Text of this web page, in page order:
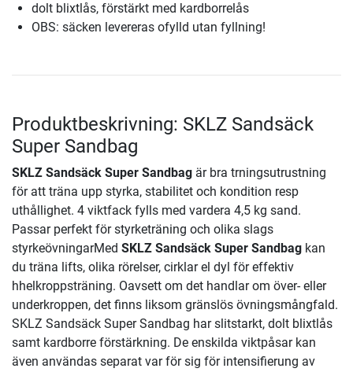
dolt blixtlås, förstärkt med kardborrelås
OBS: säcken levereras ofylld utan fyllning!
Produktbeskrivning: SKLZ Sandsäck
Super Sandbag
SKLZ Sandsäck Super Sandbag är bra trningsutrustning
för att träna upp styrka, stabilitet och kondition resp
uthållighet. 4 viktfack fylls med vardera 4,5 kg sand.
Passar perfekt för styrketräning och olika slags
styrkeövningarMed SKLZ Sandsäck Super Sandbag kan
du träna lifts, olika rörelser, cirklar el dyl för effektiv
hhelkroppsträning. Oavsett om det handlar om över- eller
underkroppen, det finns liksom gränslös övningsmångfald.
SKLZ Sandsäck Super Sandbag har slitstarkt, dolt blixtlås
samt kardborre förstärkning. De enskilda viktpåsar kan
även användas separat var för sig för intensifierung av